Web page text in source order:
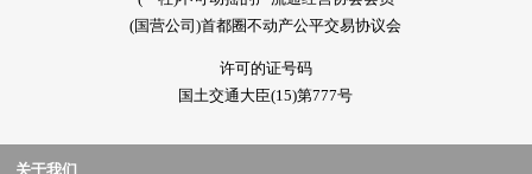
(国营公司)首都圈不动产公平交易协议会
许可的证号码
国土交通大臣(15)第777号
关于我们